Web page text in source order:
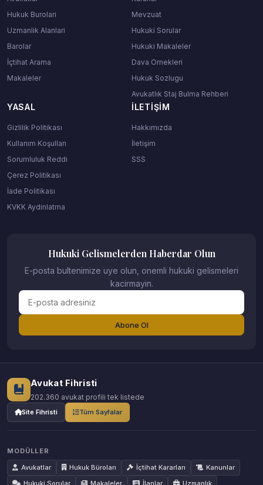
Hukuk Burolari
Uzmanlik Alanlari
Barolar
İçtihat Arama
Makaleler
Mevzuat
Hukuki Sorular
Hukuki Makaleler
Dava Ornekleri
Hukuk Sozlugu
Avukatlık Staj Bulma Rehberi
YASAL
Gizlilik Politikası
Kullanım Koşulları
Sorumluluk Reddi
Çerez Politikası
İade Politikası
KVKK Aydinlatma
İLETIŞIM
Hakkımızda
İletişim
SSS
Hukuki Gelismelerden Haberdar Olun
E-posta bultenimize uye olun, onemli hukuki gelismeleri
kacirmayin.
Abone Ol
Avukat Fihristi
202.360 avukat profili tek listede
Site Fihristi Tüm Sayfalar
MODÜLLER
Avukatlar
Hukuk Büroları İçtihat Kararları
Kanunlar
Hukuki Sorular
Makaleler İlanlar
Uzmanlık